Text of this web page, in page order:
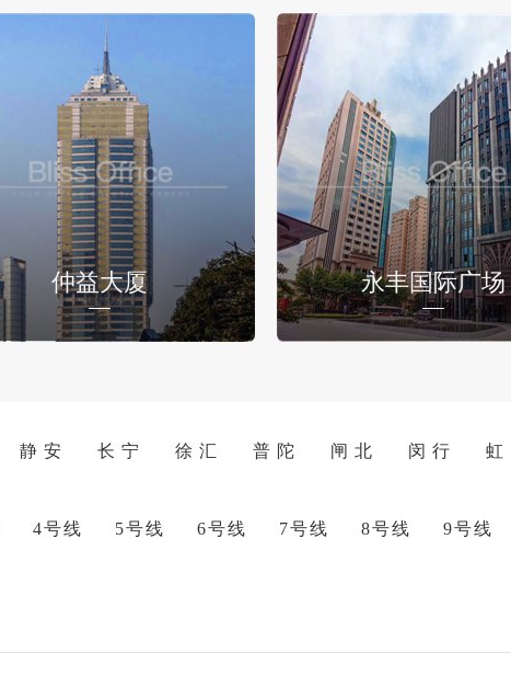
仲益大厦 永丰国际广场
静 安 长 宁 徐 汇 普 陀 闸 北 闵 行 虹
4号线 5号线 6号线 7号线 8号线 9号线